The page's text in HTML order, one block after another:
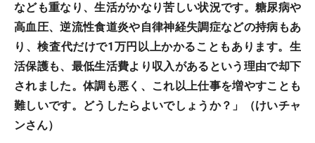
なども重なり、生活がかなり苦しい状況です。糖尿病や
高血圧、逆流性食道炎や自律神経失調症などの持病もあ
り、検査代だけで1万円以上かかることもあります。生
活保護も、最低生活費より収入があるという理由で却下
されました。体調も悪く、これ以上仕事を増やすことも
難しいです。どうしたらよいでしょうか？」（けいチャ
ンさん）